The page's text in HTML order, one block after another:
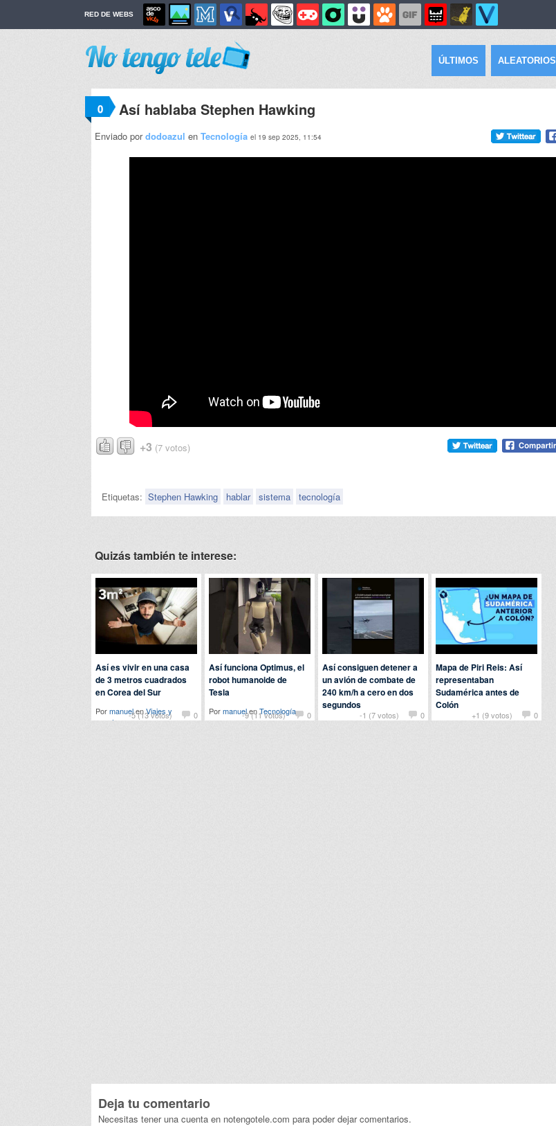
RED DE WEBS
ÚLTIMOS ALEATORIOS
0 Así hablaba Stephen Hawking
Enviado pordodoazul en Tecnología el 19 sep 2025, 11:54
+3 (7 votos)
Etiquetas: Stephen Hawking hablar sistema tecnología
Quizás también te interese:
-5 (13 votos) 0
Así es vivir en una casa
de 3 metros cuadrados
en Corea del Sur
PormanuelenViajes y
eventos
-9 (11 votos) 0
Así funciona Optimus, el
robot humanoide de
Tesla
PormanuelenTecnología -1 (7 votos) 0
Así consiguen detener a
un avión de combate de
240 km/h a cero en dos
segundos
PorteteenCuriosidades
+1 (9 votos) 0
Mapa de Piri Reis: Así
representaban
Sudamérica antes de
Colón
PorsarayenCuriosidades
Deja tu comentario
Necesitas tener una cuenta en notengotele.com para poder dejar comentarios.